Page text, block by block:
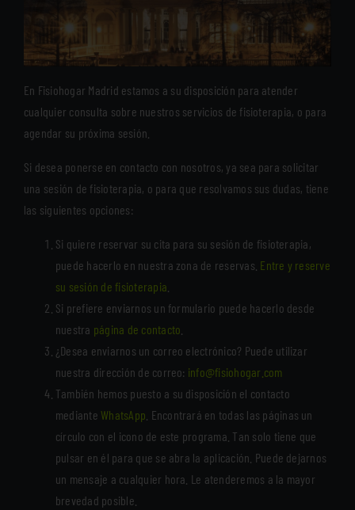
En Fisiohogar Madrid estamos a su disposición para atender
cualquier consulta sobre nuestros servicios de fisioterapia, o para
agendar su próxima sesión.
Si desea ponerse en contacto con nosotros, ya sea para solicitar
una sesión de fisioterapia, o para que resolvamos sus dudas, tiene
las siguientes opciones:
Si quiere reservar su cita para su sesión de fisioterapia,
puede hacerlo en nuestra zona de reservas. Entre y reserve
su sesión de fisioterapia
Si prefiere enviarnos un formulario puede hacerlo desde
nuestra página de contacto
¿Desea enviarnos un correo electrónico? Puede utilizar
nuestra dirección de correo: info@fisiohogar.com
También hemos puesto a su disposición el contacto
mediante WhatsApp . Encontrará en todas las páginas un
círculo con el icono de este programa. Tan solo tiene que
pulsar en él para que se abra la aplicación. Puede dejarnos
un mensaje a cualquier hora. Le atenderemos a la mayor
brevedad posible.